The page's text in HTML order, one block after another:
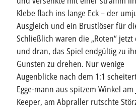
Klebe flach ins lange Eck – der
Ausgleich und ein Brustlöser für
Schließlich waren die „Roten“
und dran, das Spiel endgültig zu
Gunsten zu drehen. Nur wenige
Augenblicke nach dem 1:1
Egge-mann aus spitzem Winkel am
Keeper, am Abpraller rutschte